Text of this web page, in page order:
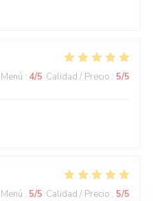
Menú : 4/5 Calidad / Precio : 5/5
Menú : 5/5 Calidad / Precio : 5/5